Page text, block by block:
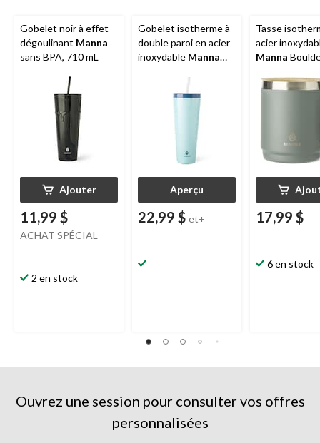
Gobelet noir à effet
dégoulinant Manna
sans BPA, 710 mL
Ajouter
11,99 $
ACHAT SPÉCIAL
2 en stock
Gobelet isotherme à
double paroi en acier
inoxydable Manna
couleurs, 24 oz
Aperçu
22,99 $ et+
Tasse
acier
Manna
14 oz
17,99 $
6 en stock
Ouvrez une session pour consulter vos offres
personnalisées